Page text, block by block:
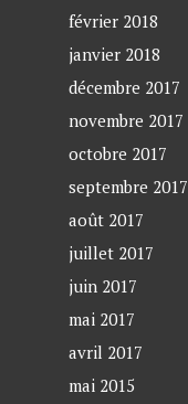
février 2018
janvier 2018
décembre 2017
novembre 2017
octobre 2017
septembre 2017
août 2017
juillet 2017
juin 2017
mai 2017
avril 2017
mai 2015